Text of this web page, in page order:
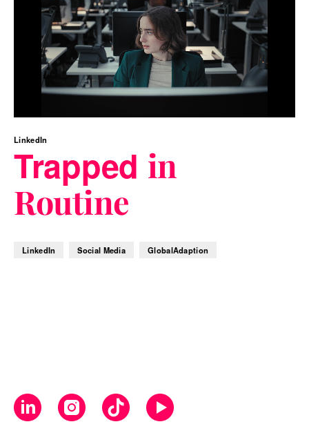
LinkedIn
Trapped in
Routine
LinkedIn Social Media GlobalAdaption